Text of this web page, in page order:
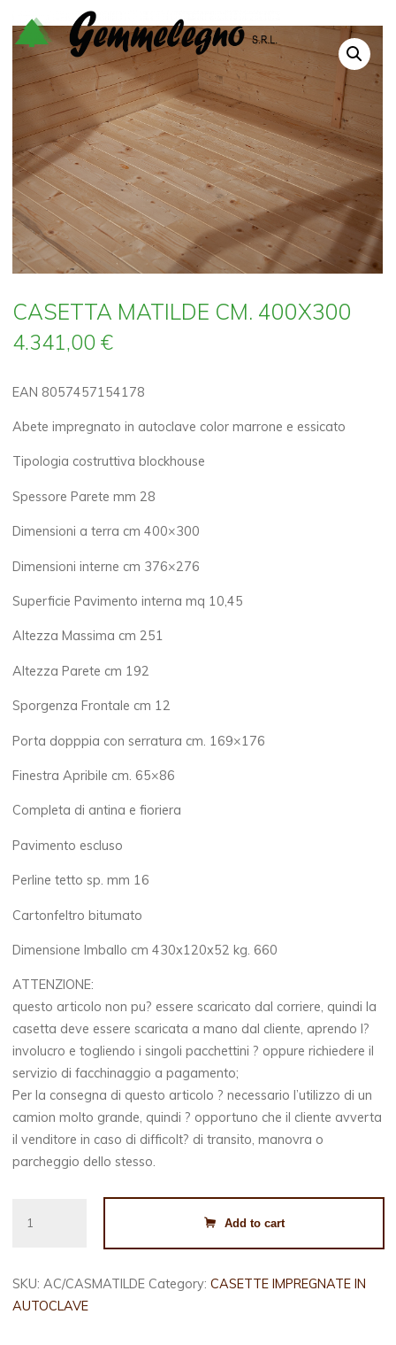
contenuto
CASETTA MATILDE CM. 400X300
4.341,00€
EAN 8057457154178
Abete impregnato in autoclave color marrone e essicato
Tipologia costruttiva blockhouse
Spessore Parete mm 28
Dimensioni a terra cm 400×300
Dimensioni interne cm 376×276
Superficie Pavimento interna mq 10,45
Altezza Massima cm 251
Altezza Parete cm 192
Sporgenza Frontale cm 12
Porta dopppia con serratura cm. 169×176
Finestra Apribile cm. 65×86
Completa di antina e fioriera
Pavimento escluso
Perline tetto sp. mm 16
Cartonfeltro bitumato
Dimensione Imballo cm 430x120x52 kg. 660
ATTENZIONE:
questo articolo non pu? essere scaricato dal corriere, quindi la
casetta deve essere scaricata a mano dal cliente, aprendo l?
involucro e togliendo i singoli pacchettini ? oppure richiedere il
servizio di facchinaggio a pagamento;
Per la consegna di questo articolo ? necessario l’utilizzo di un
camion molto grande, quindi ? opportuno che il cliente avverta
il venditore in caso di difficolt? di transito, manovra o
parcheggio dello stesso.
MATILDE
400X300
quantity
Add to cart
SKU:AC/CASMATILDE Category:CASETTE IMPREGNATE IN
AUTOCLAVE